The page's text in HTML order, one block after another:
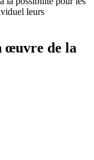
leurs
œuvre de la